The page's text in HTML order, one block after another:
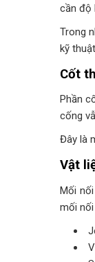
cần độ
Trong
kỹ
Cốt
Phần
cống
Đây là
Vật
Mối
mối